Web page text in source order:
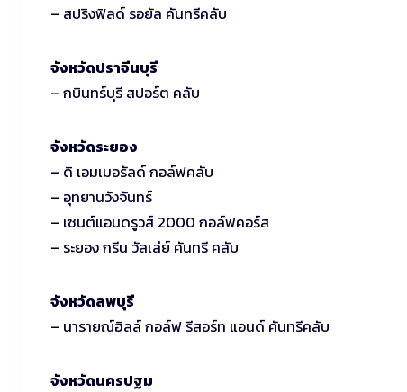
– สปริงฟิลด์ รอยัล คันทรีคลับ
จังหวัดปราจีนบุรี
– กบินทร์บุรี สปอร์ต คลับ
จังหวัดระยอง
– ดิ เอมเมอรัลด์ กอล์ฟคลับ
– อุทยานวังจันทร์
– เซนต์แอนดรูวส์ 2000 กอล์ฟคอร์ส
– ระยอง กรีน วัลเล่ย์ คันทรี คลับ
จังหวัดลพบุรี
– นารายณ์ฮิลล์ กอล์ฟ รีสอร์ท แอนด์ คันทรีคลับ
จังหวัดนครปฐม